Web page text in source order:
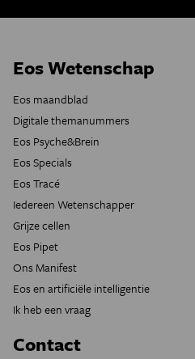
Eos Wetenschap
Eos maandblad
Digitale themanummers
Eos Psyche&Brein
Eos Specials
Eos Tracé
Iedereen Wetenschapper
Grijze cellen
Eos Pipet
Ons Manifest
Eos en artificiële intelligentie
Ik heb een vraag
Contact